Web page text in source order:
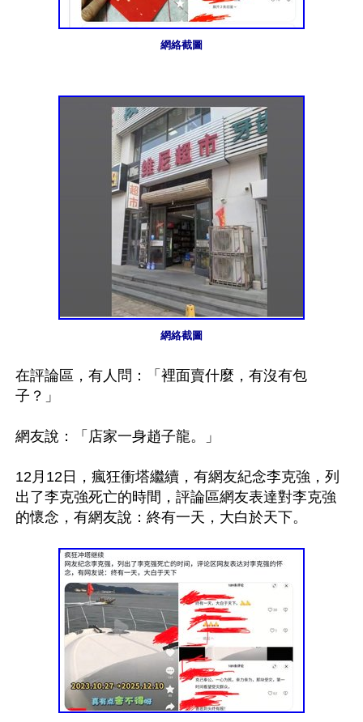
網絡截圖
網絡截圖
在評論區，有人問：「裡面賣什麼，有沒有包
子？」
網友說：「店家一身趙子龍。」
12月12日，瘋狂衝塔繼續，有網友紀念李克強，列
出了李克強死亡的時間，評論區網友表達對李克強
的懷念，有網友說：終有一天，大白於天下。